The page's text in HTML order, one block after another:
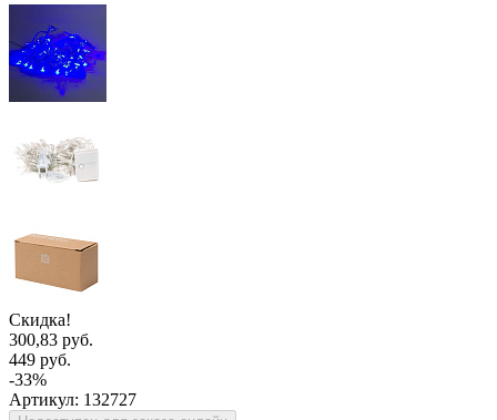
Скидка!
300,83 руб.
449 руб.
-33%
Артикул: 132727